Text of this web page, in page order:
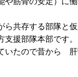
ら共存する部隊と
支援部隊本部です。
いたので昔から